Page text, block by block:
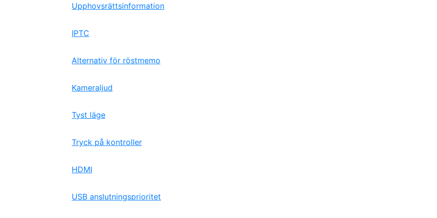
Upphovsrättsinformation
IPTC
Alternativ för röstmemo
Kameraljud
Tyst läge
Tryck på kontroller
HDMI
USB anslutningsprioritet